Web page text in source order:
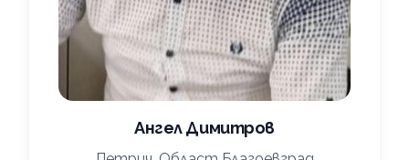
Ангел Димитров